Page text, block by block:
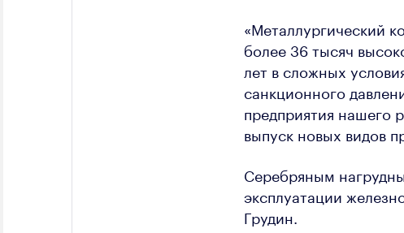
«Металлургический
более 36 тысяч
лет в сложных
санкционного
предприятия нашего
выпуск новых видов
Серебряным
эксплуатации
Грудин.